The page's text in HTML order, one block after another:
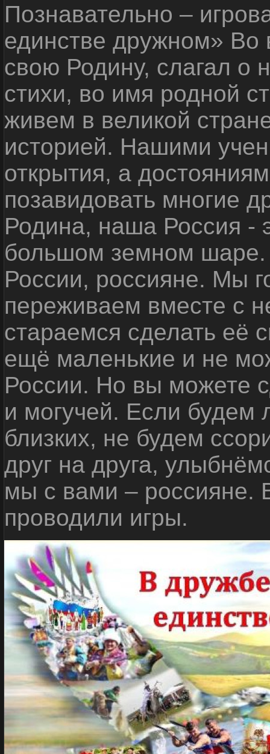
Познавательно –
единстве дружном»
свою Родину, слагал о
стихи, во имя родной
живем в великой
историей. Нашими
открытия, а
позавидовать многие
Родина, наша Россия -
большом земном
России, россияне. Мы
переживаем вместе с
стараемся сделать её
ещё маленькие и не
России. Но вы можете
и могучей. Если будем
близких, не будем
друг на друга,
мы с вами – россияне.
проводили игры.